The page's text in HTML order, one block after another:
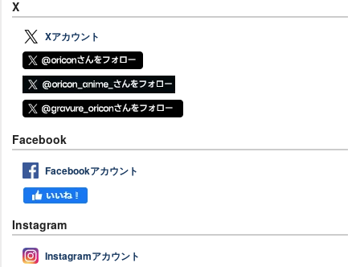
X
Xアカウント
Facebook
Facebookアカウント
Instagram
Instagramアカウント